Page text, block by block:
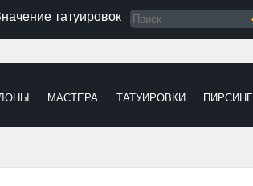
татуировок
МАСТЕРА ТАТУИРОВКИ ПИРСИНГ